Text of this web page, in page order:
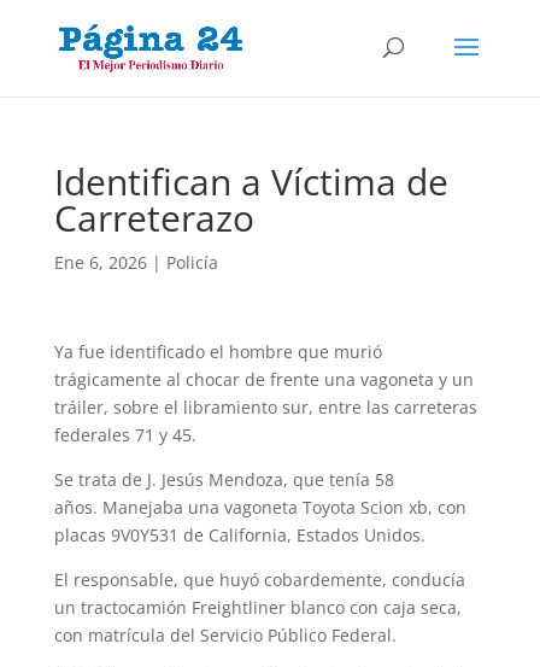
Identifican a Víctima de
Carreterazo
Ene 6, 2026| Policía
Ya fue identificado el hombre que murió
trágicamente al chocar de frente una vagoneta y un
tráiler, sobre el libramiento sur, entre las carreteras
federales 71 y 45.
Se trata de J. Jesús Mendoza, que tenía 58
años. Manejaba una vagoneta Toyota Scion xb, con
placas 9V0Y531 de California, Estados Unidos.
El responsable, que huyó cobardemente, conducía
un tractocamión Freightliner blanco con caja seca,
con matrícula del Servicio Público Federal.